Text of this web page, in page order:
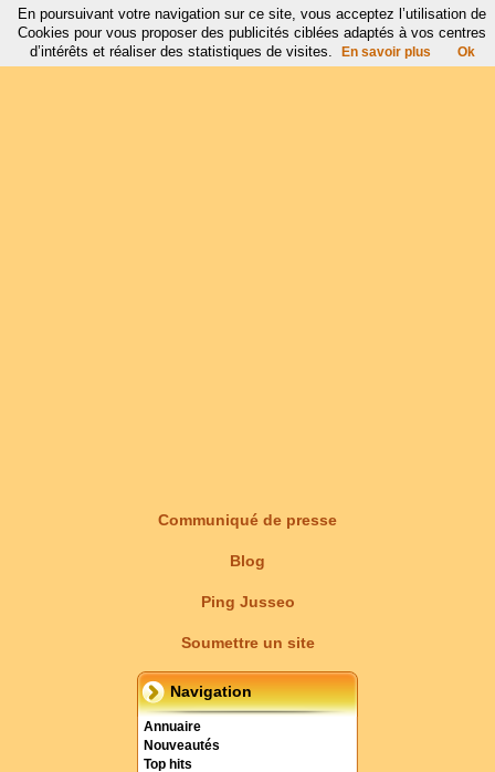
Communiqué de presse
Blog
Ping Jusseo
Soumettre un site
Navigation
Annuaire
Nouveautés
Top hits
En poursuivant votre navigation sur ce site, vous acceptez l’utilisation de
Cookies pour vous proposer des publicités ciblées adaptés à vos centres
d’intérêts et réaliser des statistiques de visites.
En savoir plus Ok